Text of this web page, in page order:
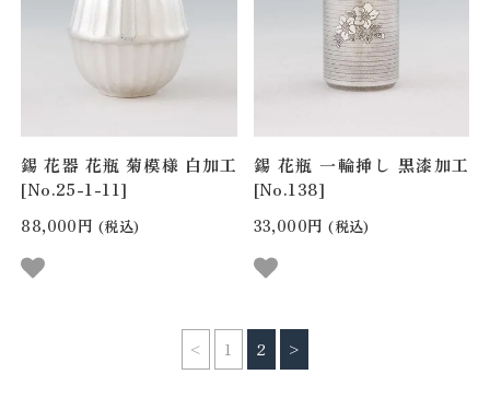
錫 花器 花瓶 菊模様 白加工
[No.25-1-11]
88,000円 (税込)
錫 花瓶 一輪挿し 黒漆加工
[No.138]
33,000円 (税込)
< 1 2 >